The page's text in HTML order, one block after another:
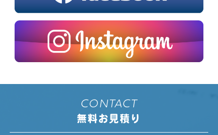
CONTACT
無料お見積り